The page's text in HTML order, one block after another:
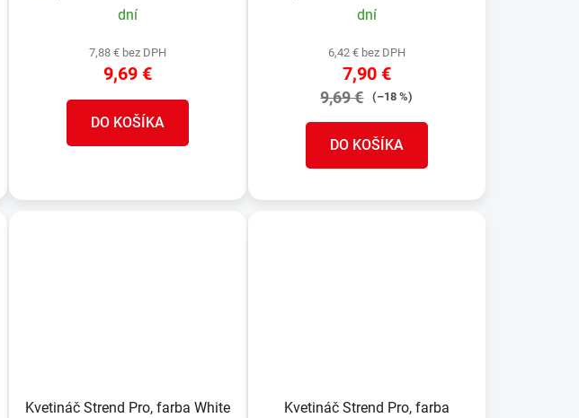
dní
7,88 € bez DPH
9,69 €
DO KOŠÍKA
dní
6,42 € bez DPH
7,90 €
9,69 € (–18 %)
DO KOŠÍKA
Kvetináč Strend Pro, farba White
Kvetináč Strend Pro, farba